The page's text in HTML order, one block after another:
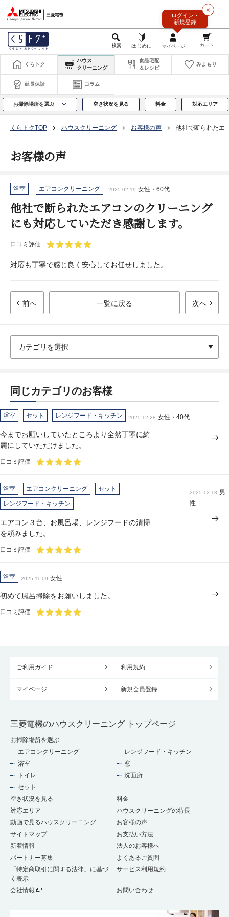
×
ログイン・
新規登録
くらトク
ハウス
クリーニング
食品宅配
＆レシピ
みまもり
延長保証 コラム
お掃除場所を選ぶ 空き状況を見る 料金 対応エリア
くらトクTOP ハウスクリーニング お客様の声 他社で断られたエ
お客様の声
浴室 エアコンクリーニング 2025.02.19 女性・60代
他社で断られたエアコンのクリーニング
にも対応していただき感謝します。
口コミ評価
対応も丁寧で感じ良く安心してお任せしました。
前へ 一覧に戻る 次へ
同じカテゴリのお客様
浴室 セット レンジフード・キッチン 2025.12.28 女性・40代
今までお願いしていたところより全然丁寧に綺
麗にしていただけました。
口コミ評価
浴室 エアコンクリーニング セット
レンジフード・キッチン
2025.12.13 男
性
エアコン３台、お風呂場、レンジフードの清掃
を頼みました。
口コミ評価
浴室 2025.11.09 女性
初めて風呂掃除をお願いしました。
口コミ評価
ご利用ガイド 利用規約
マイページ 新規会員登録
三菱電機のハウスクリーニング トップページ
お掃除場所を選ぶ
エアコンクリーニング
レンジフード・キッチン
浴室
窓
トイレ
洗面所
セット
空き状況を見る
料金
対応エリア
ハウスクリーニングの特長
動画で見るハウスクリーニング
お客様の声
サイトマップ
お支払い方法
新着情報
法人のお客様へ
パートナー募集
よくあるご質問
「特定商取引に関する法律」に基づ
く表示
サービス利用規約
会社情報 お問い合わせ